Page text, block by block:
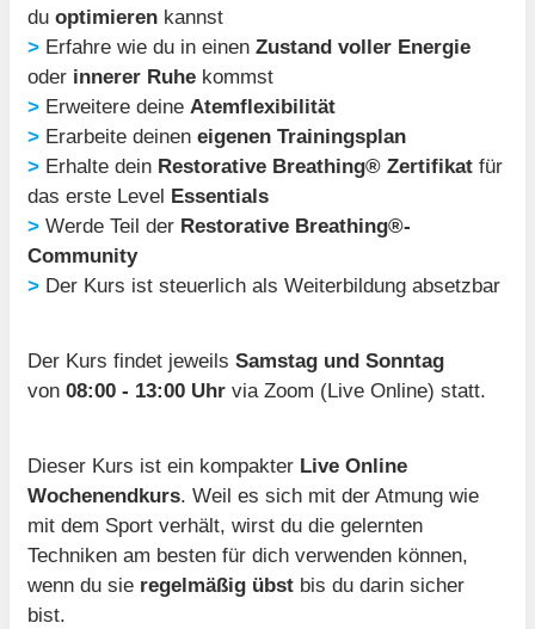
du optimieren kannst
> Erfahre wie du in einen Zustand voller Energie
oder innerer Ruhe kommst
> Erweitere deine Atemflexibilität
> Erarbeite deinen eigenen Trainingsplan
> Erhalte dein Restorative Breathing® Zertifikat für
das erste Level Essentials
> Werde Teil der Restorative Breathing®-
Community
> Der Kurs ist steuerlich als Weiterbildung absetzbar
Der Kurs findet jeweils Samstag und Sonntag
von 08:00 - 13:00 Uhr via Zoom (Live Online) statt.
Dieser Kurs ist ein kompakter Live Online
Wochenendkurs. Weil es sich mit der Atmung wie
mit dem Sport verhält, wirst du die gelernten
Techniken am besten für dich verwenden können,
wenn du sie regelmäßig übst bis du darin sicher
bist.